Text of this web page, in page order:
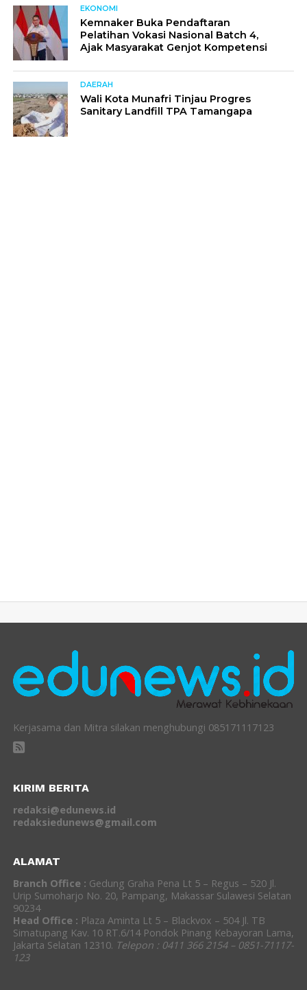
EKONOMI
Kemnaker Buka Pendaftaran
Pelatihan Vokasi Nasional Batch 4,
Ajak Masyarakat Genjot Kompetensi
DAERAH
Wali Kota Munafri Tinjau Progres
Sanitary Landfill TPA Tamangapa
Kerjasama dan Mitra silakan menghubungi 085171117123
KIRIM BERITA
redaksi@edunews.id
redaksiedunews@gmail.com
ALAMAT
Branch Office : Gedung Graha Pena Lt 5 – Regus – 520 Jl.
Urip Sumoharjo No. 20, Pampang, Makassar Sulawesi Selatan
90234
Head Office : Plaza Aminta Lt 5 – Blackvox – 504 Jl. TB
Simatupang Kav. 10 RT.6/14 Pondok Pinang Kebayoran Lama,
Jakarta Selatan 12310. Telepon : 0411 366 2154 – 0851-71117-
123